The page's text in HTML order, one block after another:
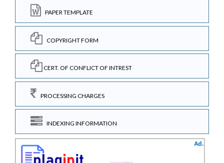
PAPER TEMPLATE
COPYRIGHT FORM
CERT. OF CONFLICT OF INTREST
PROCESSING CHARGES
INDEXING INFORMATION